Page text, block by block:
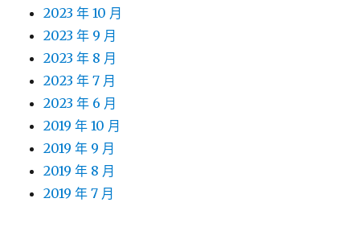
2023 年 10 月
2023 年 9 月
2023 年 8 月
2023 年 7 月
2023 年 6 月
2019 年 10 月
2019 年 9 月
2019 年 8 月
2019 年 7 月